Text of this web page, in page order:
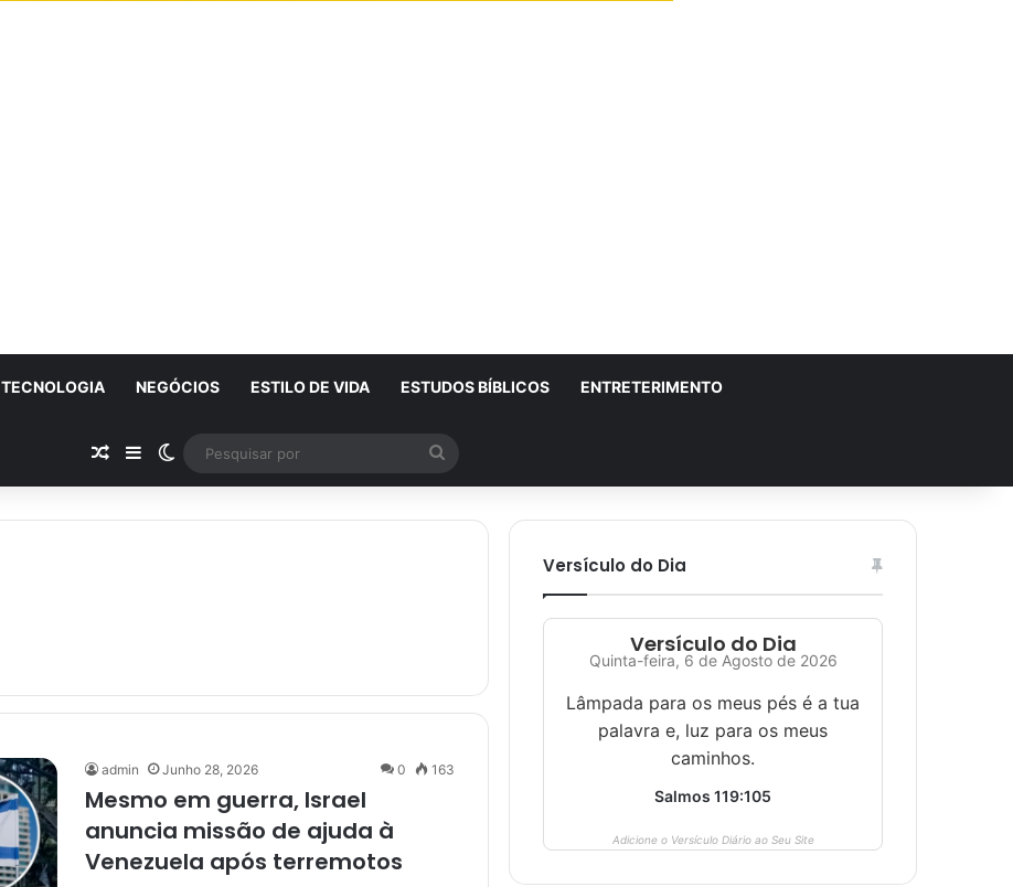
TECNOLOGIA NEGÓCIOS ESTILO DE VIDA ESTUDOS BÍBLICOS ENTRETERIMENTO
Artigo Aleatório
SidebarSwitch skin
por
admin Junho 28, 2026 0 163
Mesmo em guerra, Israel
anuncia missão de ajuda à
Venezuela após terremotos
Versículo do Dia
Versículo do Dia
Quinta-feira, 6 de Agosto de 2026
Lâmpada para os meus pés é a tua
palavra e, luz para os meus
caminhos.
Salmos 119:105
Adicione o Versículo Diário ao Seu Site